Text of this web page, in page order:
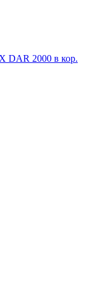
DAR 2000 в кор.